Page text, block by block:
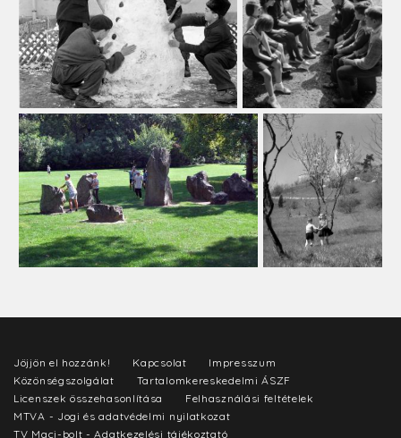
Jöjjön el hozzánk! Kapcsolat
Impresszum
Közönségszolgálat
Tartalomkereskedelmi ÁSZF
Licenszek összehasonlítása
Felhasználási feltételek
MTVA - Jogi és adatvédelmi nyilatkozat
TV Maci-bolt - Adatkezelési tájékoztató